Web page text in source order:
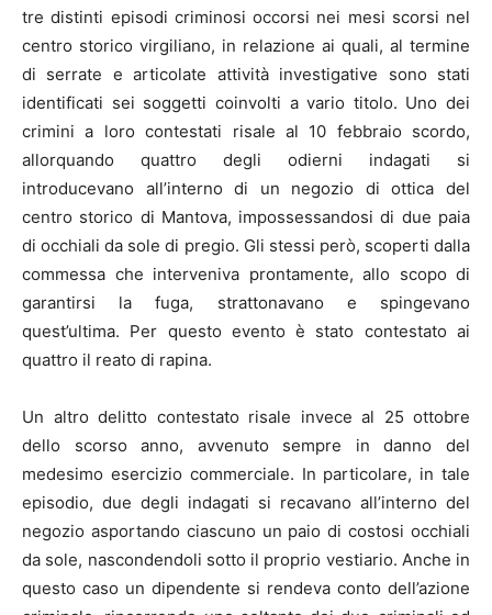
tre distinti episodi criminosi occorsi nei mesi scorsi nel
centro storico virgiliano, in relazione ai quali, al termine
di serrate e articolate attività investigative sono stati
identificati sei soggetti coinvolti a vario titolo. Uno dei
crimini a loro contestati risale al 10 febbraio scordo,
allorquando quattro degli odierni indagati si
introducevano all’interno di un negozio di ottica del
centro storico di Mantova, impossessandosi di due paia
di occhiali da sole di pregio. Gli stessi però, scoperti dalla
commessa che interveniva prontamente, allo scopo di
garantirsi la fuga, strattonavano e spingevano
quest’ultima. Per questo evento è stato contestato ai
quattro il reato di rapina.
Un altro delitto contestato risale invece al 25 ottobre
dello scorso anno, avvenuto sempre in danno del
medesimo esercizio commerciale. In particolare, in tale
episodio, due degli indagati si recavano all’interno del
negozio asportando ciascuno un paio di costosi occhiali
da sole, nascondendoli sotto il proprio vestiario. Anche in
questo caso un dipendente si rendeva conto dell’azione